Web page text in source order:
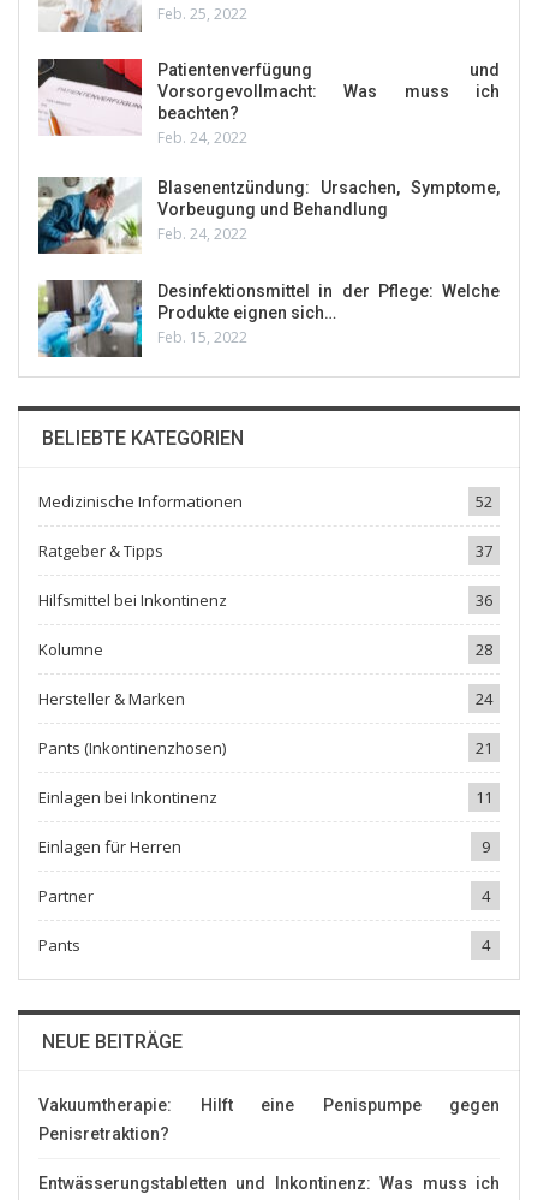
Feb. 25, 2022
Patientenverfügung und
Vorsorgevollmacht: Was muss ich
beachten?
Feb. 24, 2022
Blasenentzündung: Ursachen, Symptome,
Vorbeugung und Behandlung
Feb. 24, 2022
Desinfektionsmittel in der Pflege: Welche
Produkte eignen sich…
Feb. 15, 2022
BELIEBTE KATEGORIEN
Medizinische Informationen 52
Ratgeber & Tipps 37
Hilfsmittel bei Inkontinenz 36
Kolumne 28
Hersteller & Marken 24
Pants (Inkontinenzhosen) 21
Einlagen bei Inkontinenz 11
Einlagen für Herren 9
Partner 4
Pants 4
NEUE BEITRÄGE
Vakuumtherapie: Hilft eine Penispumpe gegen
Penisretraktion?
Entwässerungstabletten und Inkontinenz: Was muss ich